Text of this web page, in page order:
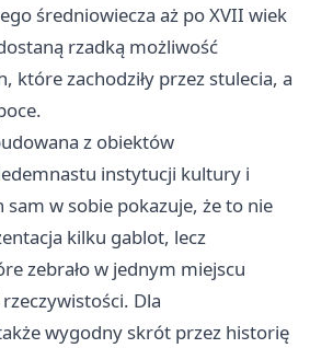
średniowiecza aż po XVII wiek
rzadką możliwość
które zachodziły przez stulecia, a
z obiektów
instytucji kultury i
sam w sobie pokazuje, że to nie
kilku gablot, lecz
zebrało w jednym miejscu
Dla
wygodny skrót przez historię